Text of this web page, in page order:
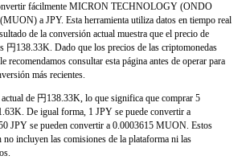
fácilmente MICRON TECHNOLOGY (ONDO
a JPY. Esta herramienta utiliza datos en tiempo real
de la conversión actual muestra que el precio de
円138.33K. Dado que los precios de las criptomonedas
recomendamos consultar esta página antes de operar para
más recientes.
de 円138.33K, lo que significa que comprar 5
De igual forma, 1 JPY se puede convertir a
JPY se pueden convertir a 0.0003615 MUON. Estos
no incluyen las comisiones de la plataforma ni las